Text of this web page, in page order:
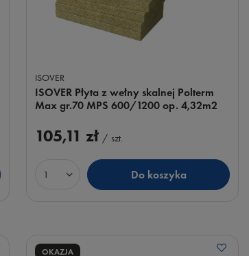
ISOVER
ISOVER Płyta z wełny skalnej Polterm
Max gr.70 MPS 600/1200 op. 4,32m2
105,11 zł / szt.
Ilość produktów Do koszyka
OKAZJA